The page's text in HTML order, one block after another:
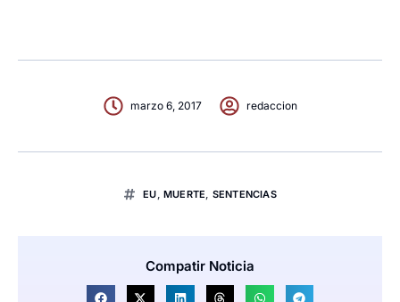
marzo 6, 2017 redaccion
EU ,MUERTE SENTENCIAS
Compatir Noticia